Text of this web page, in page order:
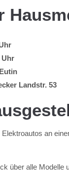
Uhr
Landstr. 53
über alle Modelle